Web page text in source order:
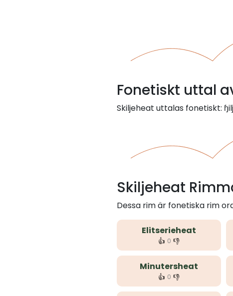
Fonetiskt uttal
Skiljeheat uttalas fonetiskt:
Skiljeheat
Dessa rim är fonetiska rim
Elitserieheat
👍 0 👎
Minutersheat
👍 0 👎